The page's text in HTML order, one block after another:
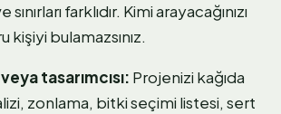
sınırları farklıdır. Kimi arayacağınızı
bulamazsınız.
tasarımcısı: Projenizi kağıda
zonlama, bitki seçimi listesi, sert